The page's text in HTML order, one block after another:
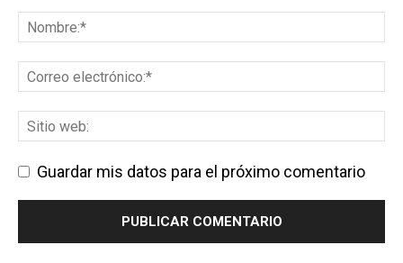
Guardar mis datos para el próximo comentario